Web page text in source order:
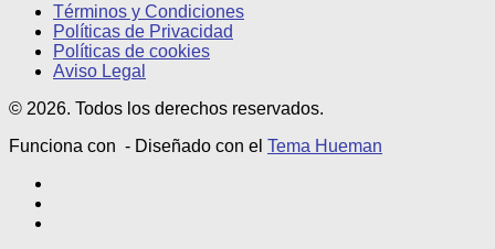
Términos y Condiciones
Políticas de Privacidad
Políticas de cookies
Aviso Legal
© 2026. Todos los derechos reservados.
Funciona con - Diseñado con el Tema Hueman